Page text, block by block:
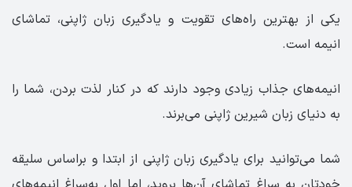
یکی از بهترین راه‌های تقویت و یادگیری زبان ژاپنی، تماشای
انیمه است.
انیمه‌های جذاب زیادی وجود دارند که در کنار لذت بردن، شما را
به دنیای زبان شیرین ژاپنی می‌برند.
شما می‌توانید برای یادگیری زبان ژاپنی از ابتدا و براساس سلیقه